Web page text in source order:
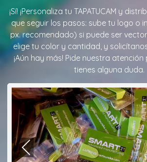
¡Sí! ¡Personaliza tu TAPATUCAM y
que seguir los pasos: sube tu logo o
px. recomendado) si puede ser
elige tu color y cantidad, y
¡Aún hay más! Pide nuestra
tienes alguna duda.